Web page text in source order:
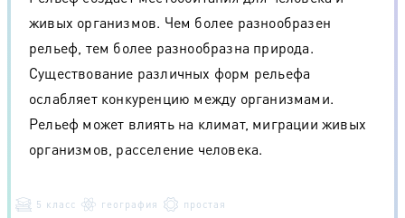
живых организмов. Чем более разнообразен
рельеф, тем более разнообразна природа.
Существование различных форм рельефа
ослабляет конкуренцию между организмами.
Рельеф может влиять на климат, миграции живых
организмов, расселение человека.
5 класс география простая